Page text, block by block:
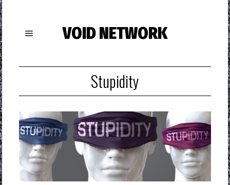
VOID NETWORK
Stupidity